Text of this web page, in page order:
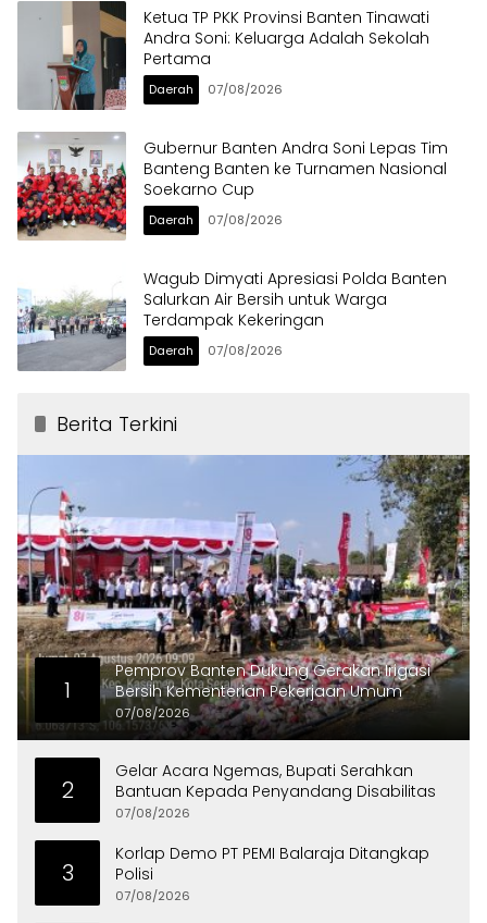
Ketua TP PKK Provinsi Banten Tinawati
Andra Soni: Keluarga Adalah Sekolah
Pertama
Daerah 07/08/2026
Gubernur Banten Andra Soni Lepas Tim
Banteng Banten ke Turnamen Nasional
Soekarno Cup
Daerah 07/08/2026
Wagub Dimyati Apresiasi Polda Banten
Salurkan Air Bersih untuk Warga
Terdampak Kekeringan
Daerah 07/08/2026
Berita Terkini
1
Pemprov Banten Dukung Gerakan Irigasi
Bersih Kementerian Pekerjaan Umum
07/08/2026
2
Gelar Acara Ngemas, Bupati Serahkan
Bantuan Kepada Penyandang Disabilitas
07/08/2026
3
Korlap Demo PT PEMI Balaraja Ditangkap
Polisi
07/08/2026